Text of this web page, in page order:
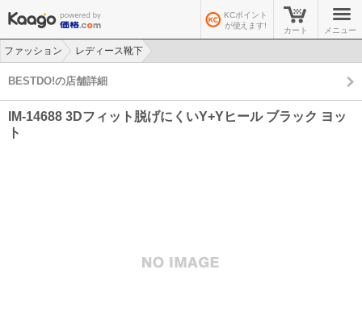
KCポイント
が使えます!
カート メニュー
ファッション
レディース靴下
BESTDO!の店舗詳細
IM-14688 3Dフィット脱げにくいY+Yヒール ブラック ヨッ
ト